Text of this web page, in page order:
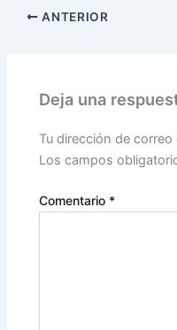
ANTERIOR
Deja una
Tu dirección de
Los campos
Comentario *